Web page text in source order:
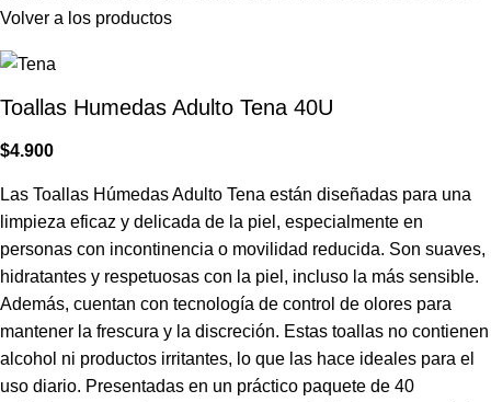
Volver a los productos
Toallas Humedas Adulto Tena 40U
$4.900
Las Toallas Húmedas Adulto Tena están diseñadas para una
limpieza eficaz y delicada de la piel, especialmente en
personas con incontinencia o movilidad reducida. Son suaves,
hidratantes y respetuosas con la piel, incluso la más sensible.
Además, cuentan con tecnología de control de olores para
mantener la frescura y la discreción. Estas toallas no contienen
alcohol ni productos irritantes, lo que las hace ideales para el
uso diario. Presentadas en un práctico paquete de 40